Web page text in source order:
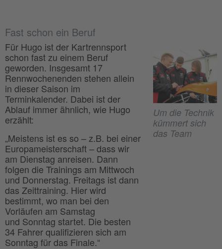
Fast schon ein Beruf
Für Hugo ist der Kartrennsport
schon fast zu einem Beruf
geworden. Insgesamt 17
Rennwochenenden stehen allein
in dieser Saison im
Terminkalender. Dabei ist der
Ablauf immer ähnlich, wie Hugo
erzählt:
„Meistens ist es so – z.B. bei einer
Europameisterschaft – dass wir
am Dienstag anreisen. Dann
folgen die Trainings am Mittwoch
und Donnerstag. Freitags ist dann
das Zeittraining. Hier wird
bestimmt, wo man bei den
Vorläufen am Samstag
und Sonntag startet. Die besten
34 Fahrer qualifizieren sich am
Sonntag für das Finale.“
Um die Technik
kümmert sich
das Team